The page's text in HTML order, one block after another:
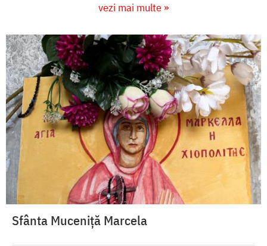
vezi mai multe »
Sfânta Muceniță Marcela